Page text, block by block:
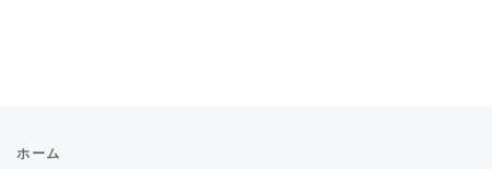
ホーム